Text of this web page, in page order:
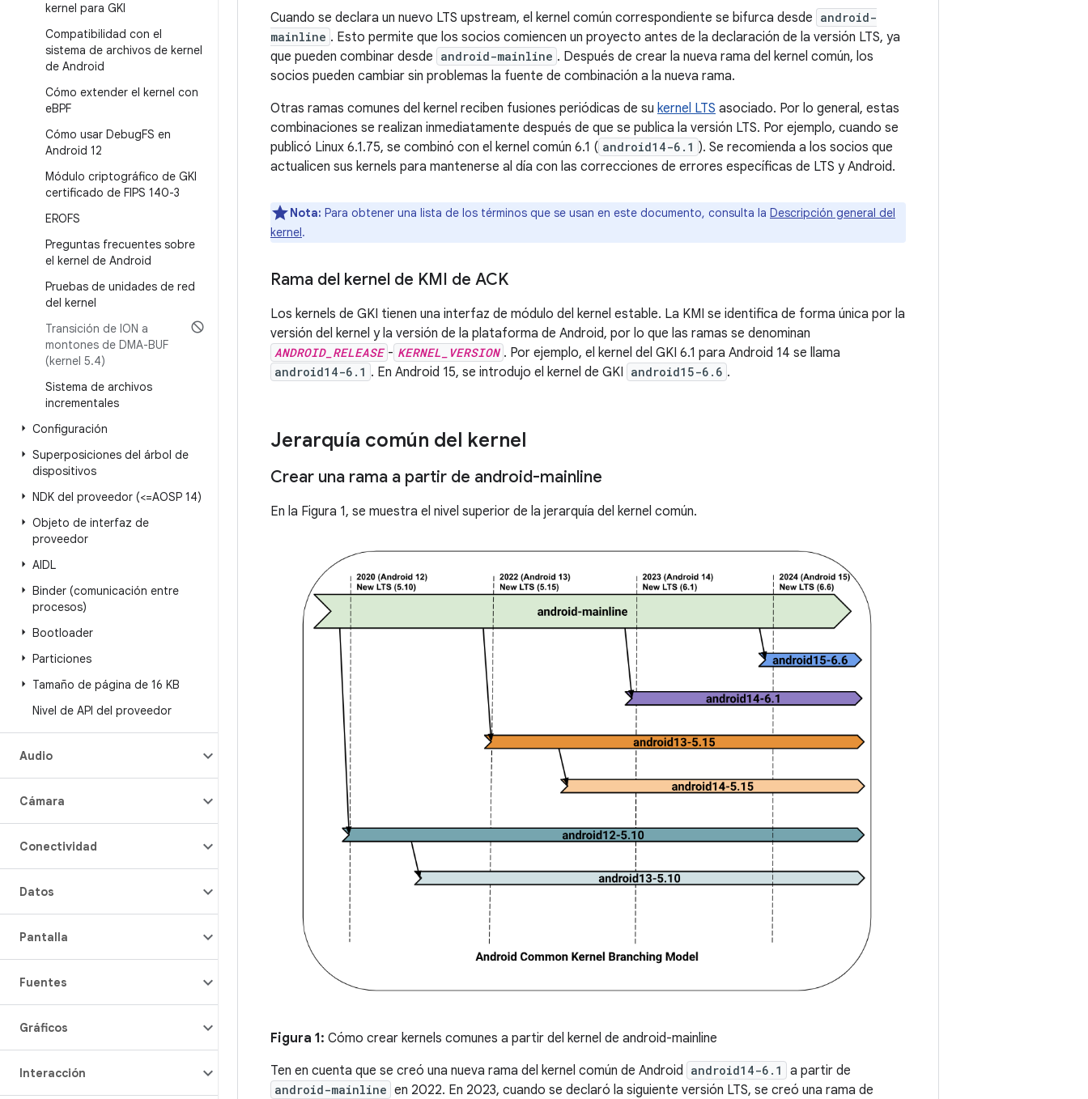
kernel para GKI
Compatibilidad con el
sistema de archivos de kernel
de Android
Cómo extender el kernel con
eBPF
Cómo usar DebugFS en
Android 12
Módulo criptográfico de GKI
certificado de FIPS 140-3
EROFS
Preguntas frecuentes sobre
el kernel de Android
Pruebas de unidades de red
del kernel
Transición de ION a
montones de DMA-BUF
(kernel 5.4)
Sistema de archivos
incrementales
Configuración
Superposiciones del árbol de
dispositivos
NDK del proveedor (<=AOSP 14)
Objeto de interfaz de
proveedor
AIDL
Binder (comunicación entre
procesos)
Bootloader
Particiones
Tamaño de página de 16 KB
Nivel de API del proveedor
Audio
Cámara
Conectividad
Datos
Pantalla
Fuentes
Gráficos
Interacción
Cuando se declara un nuevo LTS upstream, el kernel común correspondiente se bifurca desde android-
mainline . Esto permite que los socios comiencen un proyecto antes de la declaración de la versión LTS, ya
que pueden combinar desde android-mainline . Después de crear la nueva rama del kernel común, los
socios pueden cambiar sin problemas la fuente de combinación a la nueva rama.
Otras ramas comunes del kernel reciben fusiones periódicas de su kernel LTS asociado. Por lo general, estas
combinaciones se realizan inmediatamente después de que se publica la versión LTS. Por ejemplo, cuando se
publicó Linux 6.1.75, se combinó con el kernel común 6.1 ( android14-6.1 ). Se recomienda a los socios que
actualicen sus kernels para mantenerse al día con las correcciones de errores específicas de LTS y Android.
Nota: Para obtener una lista de los términos que se usan en este documento, consulta la Descripción general del
kernel.
Rama del kernel de KMI de ACK
Los kernels de GKI tienen una interfaz de módulo del kernel estable. La KMI se identifica de forma única por la
versión del kernel y la versión de la plataforma de Android, por lo que las ramas se denominan
ANDROID_RELEASE - KERNEL_VERSION . Por ejemplo, el kernel del GKI 6.1 para Android 14 se llama
android14-6.1 . En Android 15, se introdujo el kernel de GKI android15-6.6 .
Jerarquía común del kernel
Crear una rama a partir de android-mainline
En la Figura 1, se muestra el nivel superior de la jerarquía del kernel común.
Figura 1: Cómo crear kernels comunes a partir del kernel de android-mainline
Ten en cuenta que se creó una nueva rama del kernel común de Android
android14-6.1 a partir de
android-mainline en 2022. En 2023, cuando se declaró la siguiente versión LTS, se creó una rama de